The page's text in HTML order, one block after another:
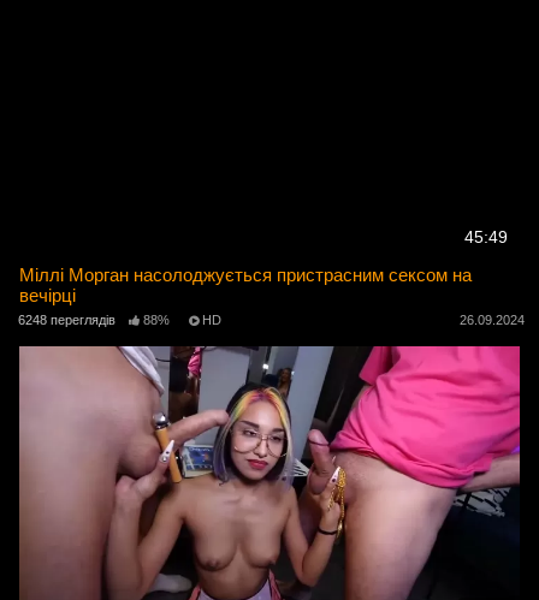
45:49
Міллі Морган насолоджується пристрасним сексом на
вечірці
6248 переглядів 88% HD 26.09.2024